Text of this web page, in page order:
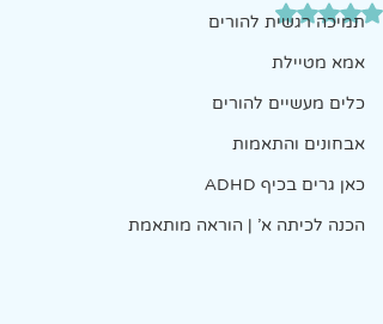
תמיכה רגשית להורים
אמא מטיילת
כלים מעשיים להורים
אבחונים והתאמות
כאן גרים בכיף ADHD
הכנה לכיתה א' | הוראה מותאמת
דירוג של NaN מתוך 5 כוכבים